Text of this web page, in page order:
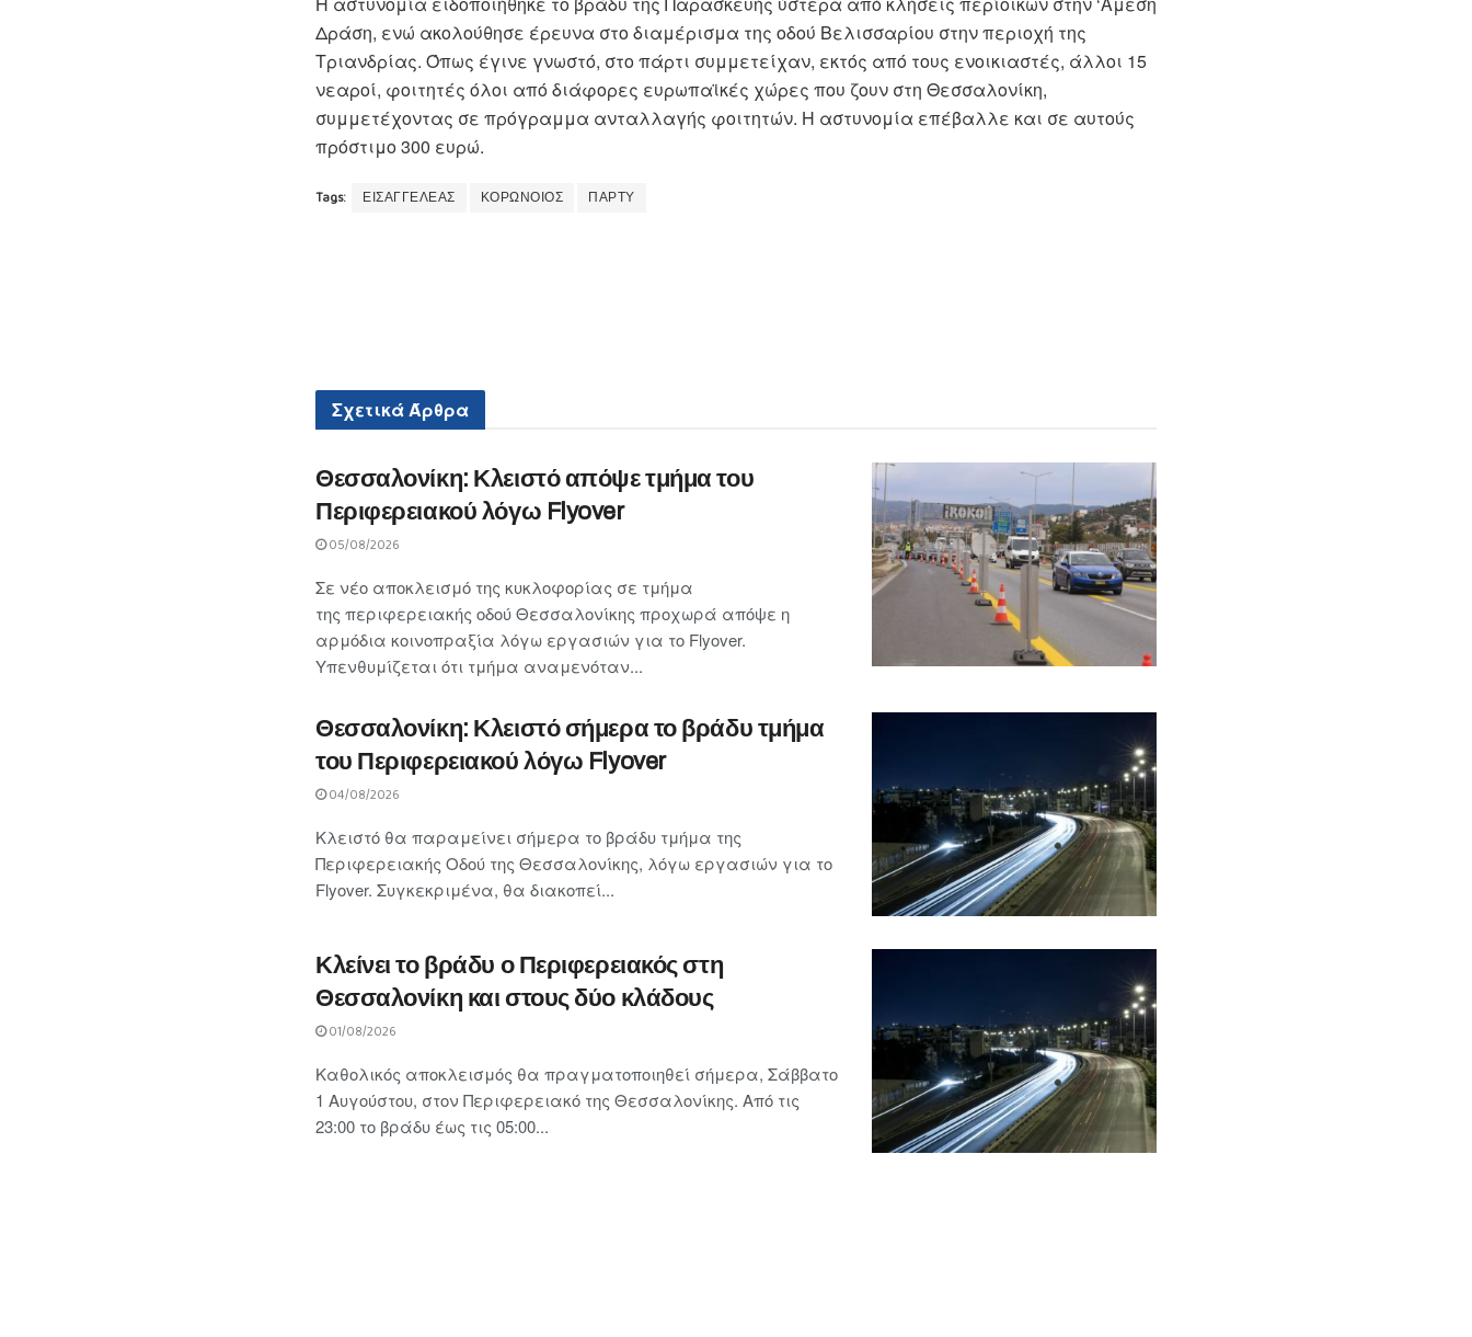
Δράση, ενώ ακολούθησε έρευνα στο διαμέρισμα της οδού Βελισσαρίου στην περιοχή της
Τριανδρίας. Όπως έγινε γνωστό, στο πάρτι συμμετείχαν, εκτός από τους ενοικιαστές, άλλοι 15
νεαροί, φοιτητές όλοι από διάφορες ευρωπαϊκές χώρες που ζουν στη Θεσσαλονίκη,
συμμετέχοντας σε πρόγραμμα ανταλλαγής φοιτητών. Η αστυνομία επέβαλλε και σε αυτούς
πρόστιμο 300 ευρώ.
Tags: ΕΙΣΑΓΓΕΛΕΑΣ ΚΟΡΩΝΟΙΟΣ ΠΑΡΤΥ
ΣχετικάΆρθρα
Θεσσαλονίκη: Κλειστό απόψε τμήμα του
Περιφερειακού λόγω Flyover
05/08/2026
Σε νέο αποκλεισμό της κυκλοφορίας σε τμήμα
της περιφερειακής οδού Θεσσαλονίκης προχωρά απόψε η
αρμόδια κοινοπραξία λόγω εργασιών για το Flyover.
Υπενθυμίζεται ότι τμήμα αναμενόταν...
Θεσσαλονίκη: Κλειστό σήμερα το βράδυ τμήμα
του Περιφερειακού λόγω Flyover
04/08/2026
Κλειστό θα παραμείνει σήμερα το βράδυ τμήμα της
Περιφερειακής Οδού της Θεσσαλονίκης, λόγω εργασιών για το
Flyover. Συγκεκριμένα, θα διακοπεί...
Κλείνει το βράδυ ο Περιφερειακός στη
Θεσσαλονίκη και στους δύο κλάδους
01/08/2026
Καθολικός αποκλεισμός θα πραγματοποιηθεί σήμερα, Σάββατο
1 Αυγούστου, στον Περιφερειακό της Θεσσαλονίκης. Από τις
23:00 το βράδυ έως τις 05:00...